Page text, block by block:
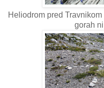
Heliodrom pred
gorah